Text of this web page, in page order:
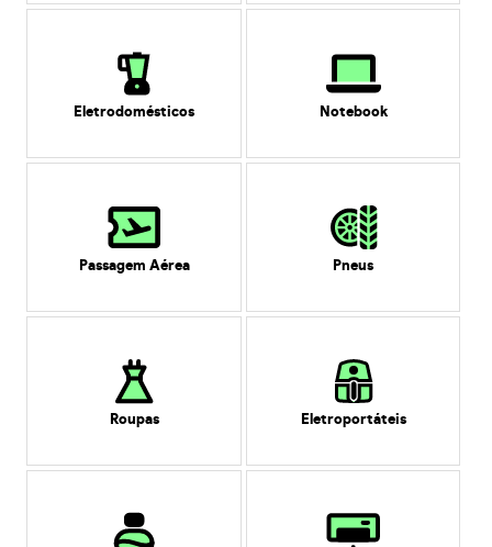
Eletrodomésticos Notebook
Passagem Aérea Pneus
Roupas Eletroportáteis